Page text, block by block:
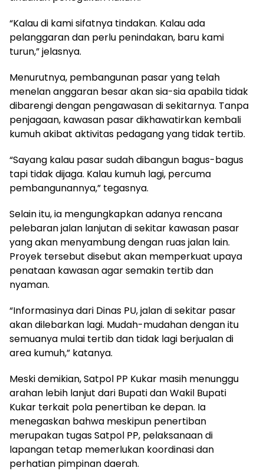
“Kalau di kami sifatnya tindakan. Kalau ada
pelanggaran dan perlu penindakan, baru kami
turun,” jelasnya.
Menurutnya, pembangunan pasar yang telah
menelan anggaran besar akan sia-sia apabila tidak
dibarengi dengan pengawasan di sekitarnya. Tanpa
penjagaan, kawasan pasar dikhawatirkan kembali
kumuh akibat aktivitas pedagang yang tidak tertib.
“Sayang kalau pasar sudah dibangun bagus-bagus
tapi tidak dijaga. Kalau kumuh lagi, percuma
pembangunannya,” tegasnya.
Selain itu, ia mengungkapkan adanya rencana
pelebaran jalan lanjutan di sekitar kawasan pasar
yang akan menyambung dengan ruas jalan lain.
Proyek tersebut disebut akan memperkuat upaya
penataan kawasan agar semakin tertib dan
nyaman.
“Informasinya dari Dinas PU, jalan di sekitar pasar
akan dilebarkan lagi. Mudah-mudahan dengan itu
semuanya mulai tertib dan tidak lagi berjualan di
area kumuh,” katanya.
Meski demikian, Satpol PP Kukar masih menunggu
arahan lebih lanjut dari Bupati dan Wakil Bupati
Kukar terkait pola penertiban ke depan. Ia
menegaskan bahwa meskipun penertiban
merupakan tugas Satpol PP, pelaksanaan di
lapangan tetap memerlukan koordinasi dan
perhatian pimpinan daerah.